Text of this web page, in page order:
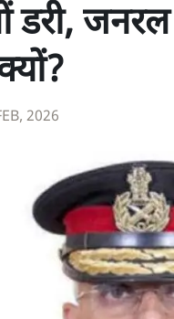
डरी,
2026